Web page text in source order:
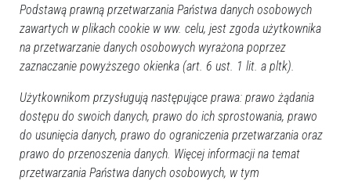
sierpień 2026
Pn
Wt Śr Cz Pt So
Nd
29 30
3
4 5 6 7 8
9
10
11 12 13 14 15
16
17
18 19 20 21 22
23
24
25 26 27 28 29
30
Podstawą prawną przetwarzania Państwa danych osobowych
zawartych w plikach cookie w ww. celu, jest zgoda użytkownika
na przetwarzanie danych osobowych wyrażona poprzez
zaznaczanie powyższego okienka (art. 6 ust. 1 lit. a pltk).
Użytkownikom przysługują następujące prawa: prawo żądania
dostępu do swoich danych, prawo do ich sprostowania, prawo
do usunięcia danych, prawo do ograniczenia przetwarzania oraz
prawo do przenoszenia danych. Więcej informacji na temat
przetwarzania Państwa danych osobowych, w tym